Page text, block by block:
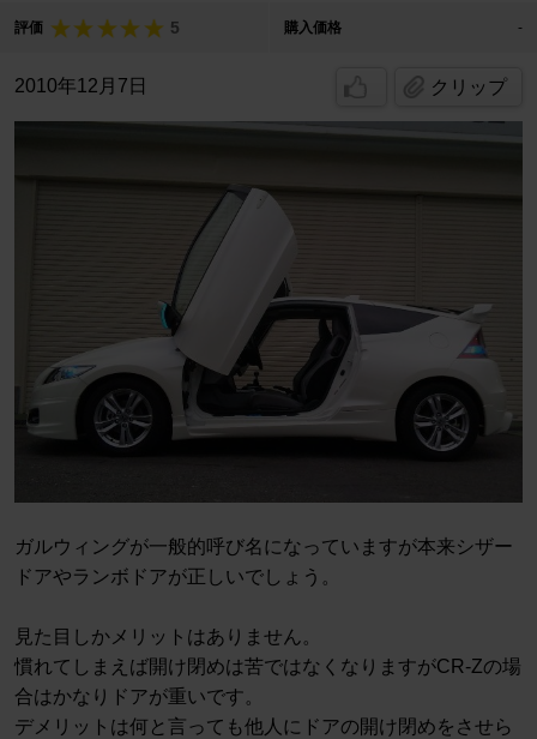
評価 5 購入価格 -
2010年12月7日 クリップ
ガルウィングが一般的呼び名になっていますが本来シザー
ドアやランボドアが正しいでしょう。
見た目しかメリットはありません。
慣れてしまえば開け閉めは苦ではなくなりますがCR-Zの場
合はかなりドアが重いです。
デメリットは何と言っても他人にドアの開け閉めをさせら